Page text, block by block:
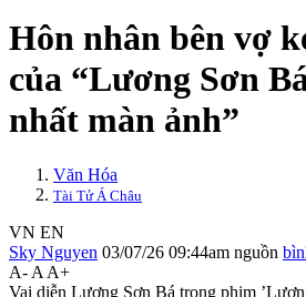
Hôn nhân bên vợ
của “Lương Sơn
nhất màn ảnh”
Văn Hóa
Tài Tử Á Châu
VN EN
Sky Nguyen 03/07/26 09:44am nguồn
A- A A+
Vai diễn Lương Sơn Bá trong phim